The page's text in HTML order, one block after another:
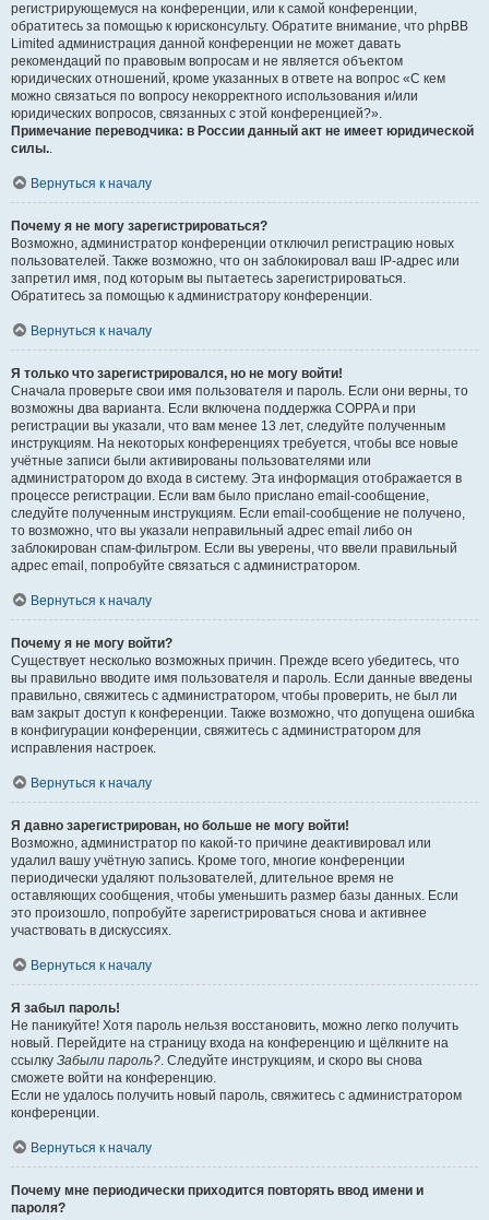
регистрирующемуся на конференции, или к самой конференции,
обратитесь за помощью к юрисконсульту. Обратите внимание, что phpBB
Limited администрация данной конференции не может давать
рекомендаций по правовым вопросам и не является объектом
юридических отношений, кроме указанных в ответе на вопрос «С кем
можно связаться по вопросу некорректного использования и/или
юридических вопросов, связанных с этой конференцией?».
Примечание переводчика: в России данный акт не имеет юридической
силы..
Вернуться к началу
Почему я не могу зарегистрироваться?
Возможно, администратор конференции отключил регистрацию новых
пользователей. Также возможно, что он заблокировал ваш IP-адрес или
запретил имя, под которым вы пытаетесь зарегистрироваться.
Обратитесь за помощью к администратору конференции.
Вернуться к началу
Я только что зарегистрировался, но не могу войти!
Сначала проверьте свои имя пользователя и пароль. Если они верны, то
возможны два варианта. Если включена поддержка COPPA и при
регистрации вы указали, что вам менее 13 лет, следуйте полученным
инструкциям. На некоторых конференциях требуется, чтобы все новые
учётные записи были активированы пользователями или
администратором до входа в систему. Эта информация отображается в
процессе регистрации. Если вам было прислано email-сообщение,
следуйте полученным инструкциям. Если email-сообщение не получено,
то возможно, что вы указали неправильный адрес email либо он
заблокирован спам-фильтром. Если вы уверены, что ввели правильный
адрес email, попробуйте связаться с администратором.
Вернуться к началу
Почему я не могу войти?
Существует несколько возможных причин. Прежде всего убедитесь, что
вы правильно вводите имя пользователя и пароль. Если данные введены
правильно, свяжитесь с администратором, чтобы проверить, не был ли
вам закрыт доступ к конференции. Также возможно, что допущена ошибка
в конфигурации конференции, свяжитесь с администратором для
исправления настроек.
Вернуться к началу
Я давно зарегистрирован, но больше не могу войти!
Возможно, администратор по какой-то причине деактивировал или
удалил вашу учётную запись. Кроме того, многие конференции
периодически удаляют пользователей, длительное время не
оставляющих сообщения, чтобы уменьшить размер базы данных. Если
это произошло, попробуйте зарегистрироваться снова и активнее
участвовать в дискуссиях.
Вернуться к началу
Я забыл пароль!
Не паникуйте! Хотя пароль нельзя восстановить, можно легко получить
новый. Перейдите на страницу входа на конференцию и щёлкните на
ссылку Забыли пароль?. Следуйте инструкциям, и скоро вы снова
сможете войти на конференцию.
Если не удалось получить новый пароль, свяжитесь с администратором
конференции.
Вернуться к началу
Почему мне периодически приходится повторять ввод имени и
пароля?